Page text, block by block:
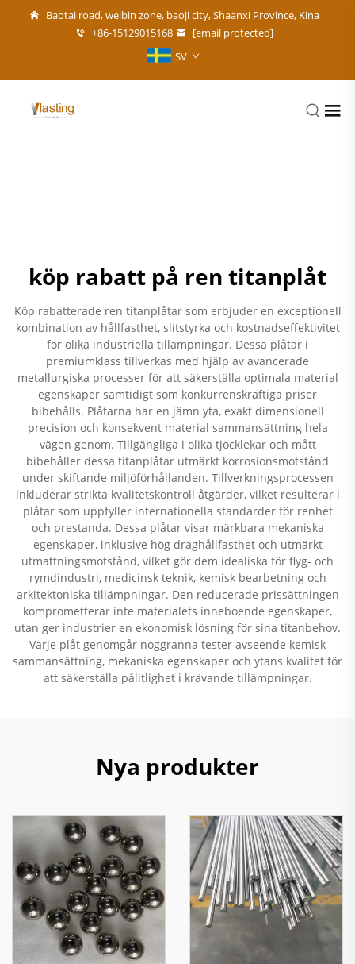
Baotai road, weibin zone, baoji city, Shaanxi Province, Kina
+86-15129015168
[email protected]
SV
köp rabatt på ren titanplåt
Köp rabatterade ren titanplåtar som erbjuder en exceptionell
kombination av hållfasthet, slitstyrka och kostnadseffektivitet
för olika industriella tillämpningar. Dessa plåtar i
premiumklass tillverkas med hjälp av avancerade
metallurgiska processer för att säkerställa optimala material
egenskaper samtidigt som konkurrenskraftiga priser
bibehålls. Plåtarna har en jämn yta, exakt dimensionell
precision och konsekvent material sammansättning hela
vägen genom. Tillgängliga i olika tjocklekar och mått
bibehåller dessa titanplåtar utmärkt korrosionsmotstånd
under skiftande miljöförhållanden. Tillverkningsprocessen
inkluderar strikta kvalitetskontroll åtgärder, vilket resulterar i
plåtar som uppfyller internationella standarder för renhet
och prestanda. Dessa plåtar visar märkbara mekaniska
egenskaper, inklusive hög draghållfasthet och utmärkt
utmattningsmotstånd, vilket gör dem idealiska för flyg- och
rymdindustri, medicinsk teknik, kemisk bearbetning och
arkitektoniska tillämpningar. Den reducerade prissättningen
komprometterar inte materialets inneboende egenskaper,
utan ger industrier en ekonomisk lösning för sina titanbehov.
Varje plåt genomgår noggranna tester avseende kemisk
sammansättning, mekaniska egenskaper och ytans kvalitet för
att säkerställa pålitlighet i krävande tillämpningar.
Nya produkter